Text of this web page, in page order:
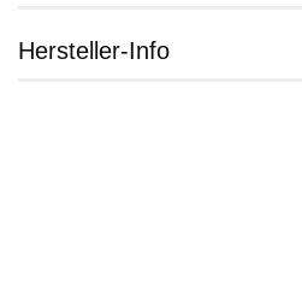
Hersteller-Info